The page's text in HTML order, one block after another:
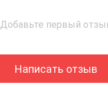
Добавьте первый
Написать отзыв